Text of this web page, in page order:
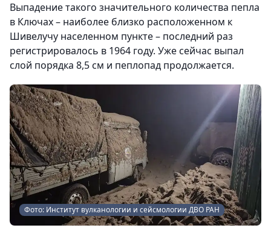
Выпадение такого значительного количества пепла
в Ключах – наиболее близко расположенном к
Шивелучу населенном пункте – последний раз
регистрировалось в 1964 году. Уже сейчас выпал
слой порядка 8,5 см и пеплопад продолжается.
Фото: Институт вулканологии и сейсмологии ДВО РАН